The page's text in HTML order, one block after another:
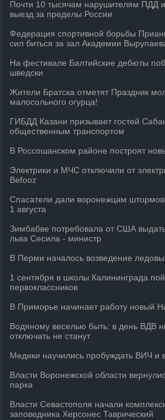
Почти 10 тысячам нарушителям ПДД
выезд за пределы России
Федерация спортивной борьбы
сил биться за зал Академии
На фестивале Балтийские дебюты
шведски
Жители Братска отметят Праздник
малосольного огурца!
ГИБДД Казани призывает гостей
общественным транспортом
В Россошанском районе построят
Электрики и МЧС отключили от
Befooz
Спасатели дали воронежцам
1 августа
Зимбабве потребовала от США выдать
льва Сесила - министр
В Перми началось возведение
1 сентября в школы Калининграда
первоклассников
В Приморье начинает работу новый
Водяному веселью быть: в день ВДВ
отключать не станут
Медики научились пробуждать ВИЧ и
Власти Воронежской области
парка
Власти Севастополя начали
заповедника Херсонес Таврический